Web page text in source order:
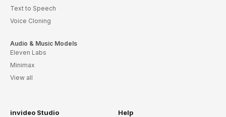
Text to Speech
Voice Cloning
Audio & Music Models
Eleven Labs
Minimax
View all
invideo Studio Help